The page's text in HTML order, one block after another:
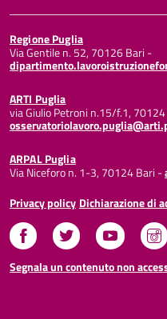
Regione Puglia
Via Gentile n. 52, 70126 Bari -
ARTI Puglia
via Giulio Petroni n.15/f.1,
ARPAL Puglia
Via Niceforo n. 1-3, 70124 Bari -
Privacy policy Dichiarazione di
Facebook Twitter Youtube
Segnala un contenuto non